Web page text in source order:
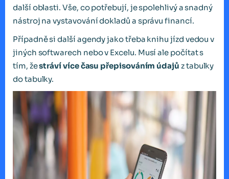
další oblasti. Vše, co potřebují, je spolehlivý a snadný
nástroj na vystavování dokladů a správu financí.
Případně si další agendy jako třeba knihu jízd vedou v
jiných softwarech nebo v Excelu. Musí ale počítat s
tím, žestráví více času přepisováním údajů z tabulky
do tabulky.